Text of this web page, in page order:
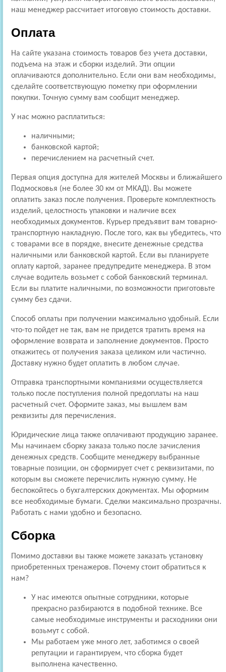
наш менеджер рассчитает итоговую стоимость доставки.
Оплата
На сайте указана стоимость товаров без учета доставки,
подъема на этаж и сборки изделий. Эти опции
оплачиваются дополнительно. Если они вам необходимы,
сделайте соответствующую пометку при оформлении
покупки. Точную сумму вам сообщит менеджер.
У нас можно расплатиться:
наличными;
банковской картой;
перечислением на расчетный счет.
Первая опция доступна для жителей Москвы и ближайшего
Подмосковья (не более 30 км от МКАД). Вы можете
оплатить заказ после получения. Проверьте комплектность
изделий, целостность упаковки и наличие всех
необходимых документов. Курьер предъявит вам товарно-
транспортную накладную. После того, как вы убедитесь, что
с товарами все в порядке, внесите денежные средства
наличными или банковской картой. Если вы планируете
оплату картой, заранее предупредите менеджера. В этом
случае водитель возьмет с собой банковский терминал.
Если вы платите наличными, по возможности приготовьте
сумму без сдачи.
Способ оплаты при получении максимально удобный. Если
что-то пойдет не так, вам не придется тратить время на
оформление возврата и заполнение документов. Просто
откажитесь от получения заказа целиком или частично.
Доставку нужно будет оплатить в любом случае.
Отправка транспортными компаниями осуществляется
только после поступления полной предоплаты на наш
расчетный счет. Оформите заказ, мы вышлем вам
реквизиты для перечисления.
Юридические лица также оплачивают продукцию заранее.
Мы начинаем сборку заказа только после зачисления
денежных средств. Сообщите менеджеру выбранные
товарные позиции, он сформирует счет с реквизитами, по
которым вы сможете перечислить нужную сумму. Не
беспокойтесь о бухгалтерских документах. Мы оформим
все необходимые бумаги. Сделки максимально прозрачны.
Работать с нами удобно и безопасно.
Сборка
Помимо доставки вы также можете заказать установку
приобретенных тренажеров. Почему стоит обратиться к
нам?
У нас имеются опытные сотрудники, которые
прекрасно разбираются в подобной технике. Все
самые необходимые инструменты и расходники они
возьмут с собой.
Мы работаем уже много лет, заботимся о своей
репутации и гарантируем, что сборка будет
выполнена качественно.